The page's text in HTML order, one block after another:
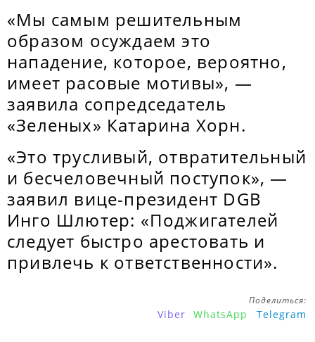
«Мы самым решительным
образом осуждаем это
нападение, которое, вероятно,
имеет расовые мотивы», —
заявила сопредседатель
«Зеленых» Катарина Хорн.
«Это трусливый, отвратительный
и бесчеловечный поступок», —
заявил вице-президент DGB
Инго Шлютер: «Поджигателей
следует быстро арестовать и
привлечь к ответственности».
Поделиться:
Viber WhatsApp Telegram